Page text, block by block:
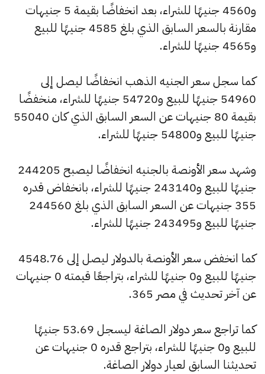
و4560 جنيهًا للشراء، بعد انخفاضًا بقيمة 5 جنيهات
مقارنة بالسعر السابق الذي بلغ 4585 جنيهًا للبيع
و4565 جنيهًا للشراء.
كما سجل سعر الجنيه الذهب انخفاضًا ليصل إلى
54960 جنيهًا للبيع و54720 جنيهًا للشراء، منخفضًا
بقيمة 80 جنيهات عن السعر السابق الذي كان 55040
جنيهًا للبيع و54800 جنيهًا للشراء.
وشهد سعر الأونصة بالجنيه انخفاضًا ليصبح 244205
جنيهًا للبيع و243140 جنيهًا للشراء، بانخفاض قدره
355 جنيهات عن السعر السابق الذي بلغ 244560
جنيهًا للبيع و243495 جنيهًا للشراء.
كما انخفض سعر الأونصة بالدولار ليصل إلى 4548.76
جنيهًا للبيع و0 جنيهًا للشراء، بتراجعًا قيمته 0 جنيهات
عن آخر تحديث في مصر 365.
كما تراجع سعر دولار الصاغة ليسجل 53.69 جنيهًا
للبيع و0 جنيهًا للشراء، بتراجع قدره 0 جنيهات عن
تحديثنا السابق لعيار دولار الصاغة.